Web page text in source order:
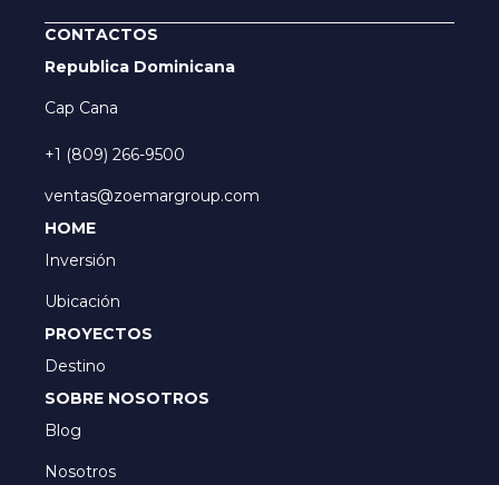
CONTACTOS
Republica Dominicana
Cap Cana
+1 (809) 266-9500
ventas@zoemargroup.com
HOME
Inversión
Ubicación
PROYECTOS
Destino
SOBRE NOSOTROS
Blog
Nosotros